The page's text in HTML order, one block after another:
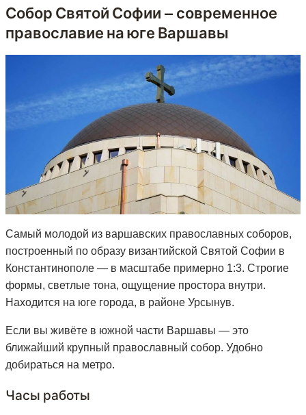
Собор Святой Софии — современное
православие на юге Варшавы
Самый молодой из варшавских православных соборов,
построенный по образу византийской Святой Софии в
Константинополе — в масштабе примерно 1:3. Строгие
формы, светлые тона, ощущение простора внутри.
Находится на юге города, в районе Урсынув.
Если вы живёте в южной части Варшавы — это
ближайший крупный православный собор. Удобно
добираться на метро.
Часы работы